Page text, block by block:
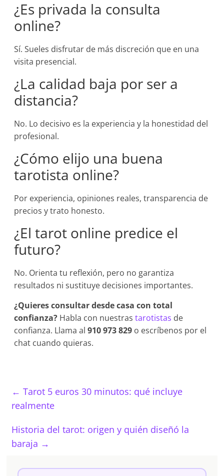
¿Es privada la consulta
online?
Sí. Sueles disfrutar de más discreción que en una
visita presencial.
¿La calidad baja por ser a
distancia?
No. Lo decisivo es la experiencia y la honestidad del
profesional.
¿Cómo elijo una buena
tarotista online?
Por experiencia, opiniones reales, transparencia de
precios y trato honesto.
¿El tarot online predice el
futuro?
No. Orienta tu reflexión, pero no garantiza
resultados ni sustituye decisiones importantes.
¿Quieres consultar desde casa con total
confianza? Habla con nuestrastarotistas de
confianza. Llama al910 973 829 o escríbenos por el
chat cuando quieras.
← Tarot 5 euros 30 minutos: qué incluye
realmente
Historia del tarot: origen y quién diseñó la
baraja →